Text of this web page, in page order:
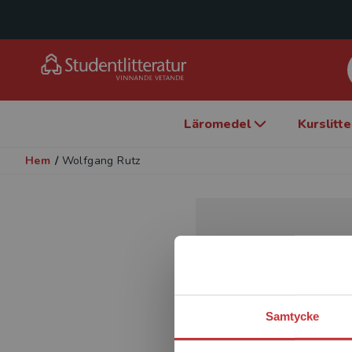
Samtycke
Läromedel
Hem / Wolfgang Rutz